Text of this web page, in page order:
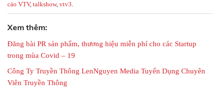
cáo VTV, talkshow, vtv3.
Xem thêm:
Đăng bài PR sản phẩm, thương hiệu miễn phí cho các Startup
trong mùa Covid – 19
Công Ty Truyền Thông LenNguyen Media Tuyển Dụng Chuyên
Viên Truyền Thông